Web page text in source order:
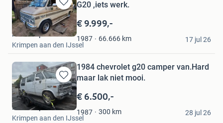
Bewaren
in
Mijn
Favorieten
G20 ,iets werk.
€ 9.999,-
1987 66.666 km
Pauls Exports
Krimpen aan den IJssel
17 jul 26
Bewaren
in
Mijn
Favorieten
1984 chevrolet g20 camper van.Hard
maar lak niet mooi.
€ 6.500,-
1987 300 km
Pauls Exports
Krimpen aan den IJssel
28 jul 26